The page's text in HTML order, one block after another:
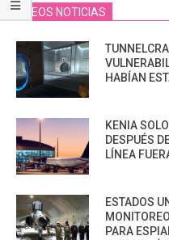
VIDEOS NOTICIAS
HABÍAN
KENIA
DESPUÉS
LÍNEA
ESTADOS
PARA